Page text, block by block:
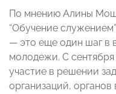
По мнению Алины
“Обучение
— это еще один шаг в
молодежи. С
участие в решении
организаций, органов